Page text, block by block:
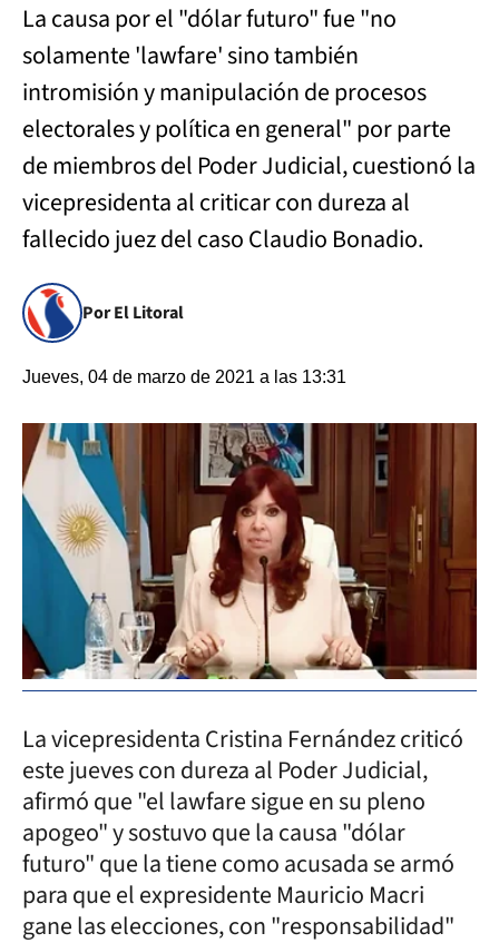
La causa por el "dólar futuro" fue "no
solamente 'lawfare' sino también
intromisión y manipulación de procesos
electorales y política en general" por parte
de miembros del Poder Judicial, cuestionó la
vicepresidenta al criticar con dureza al
fallecido juez del caso Claudio Bonadio.
Por El Litoral
Jueves, 04 de marzo de 2021 a las 13:31
La vicepresidenta Cristina Fernández criticó
este jueves con dureza al Poder Judicial,
afirmó que "el lawfare sigue en su pleno
apogeo" y sostuvo que la causa "dólar
futuro" que la tiene como acusada se armó
para que el expresidente Mauricio Macri
gane las elecciones, con "responsabilidad"